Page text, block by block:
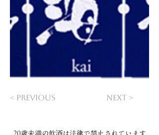
< Previous Next >
20歳未満の飲酒は法律で禁止されています​